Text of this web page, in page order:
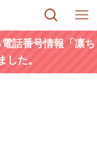
話番号情報「凛ち
した。